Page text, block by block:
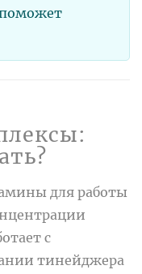
для работы
с
тинейджера